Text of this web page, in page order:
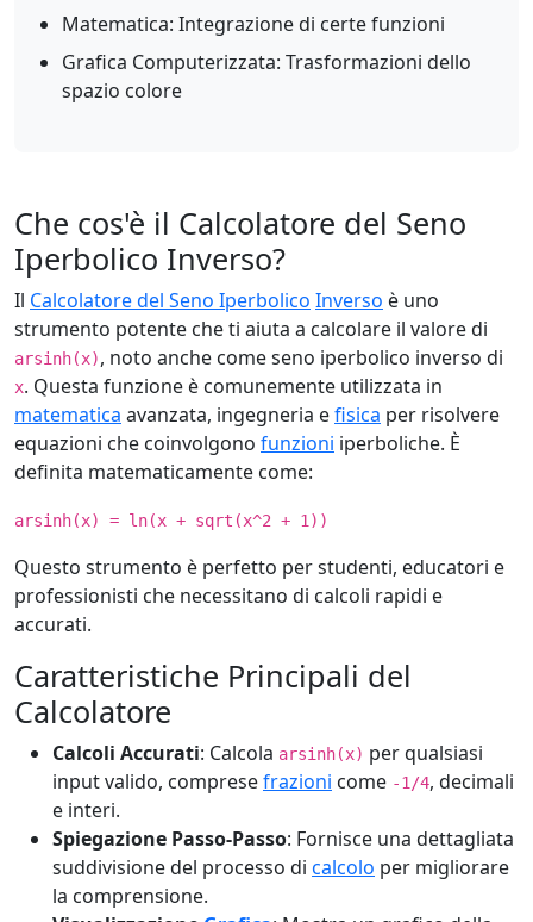
Matematica: Integrazione di certe funzioni
Grafica Computerizzata: Trasformazioni dello
spazio colore
Che cos'è il Calcolatore del Seno
Iperbolico Inverso?
Il Calcolatore del Seno Iperbolico Inverso è uno
strumento potente che ti aiuta a calcolare il valore di
arsinh(x), noto anche come seno iperbolico inverso di
x. Questa funzione è comunemente utilizzata in
matematica avanzata, ingegneria efisica per risolvere
equazioni che coinvolgono funzioni iperboliche. È
definita matematicamente come:
arsinh(x) = ln(x + sqrt(x^2 + 1))
Questo strumento è perfetto per studenti, educatori e
professionisti che necessitano di calcoli rapidi e
accurati.
Caratteristiche Principali del
Calcolatore
Calcoli Accurati: Calcola arsinh(x) per qualsiasi
input valido, compresefrazioni come -1/4, decimali
e interi.
Spiegazione Passo-Passo: Fornisce una dettagliata
suddivisione del processo di calcolo per migliorare
la comprensione.